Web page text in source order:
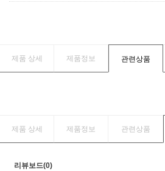
제품 상세 제품정보 관련상품
제품 상세 제품정보 관련상품
리뷰보드(0)